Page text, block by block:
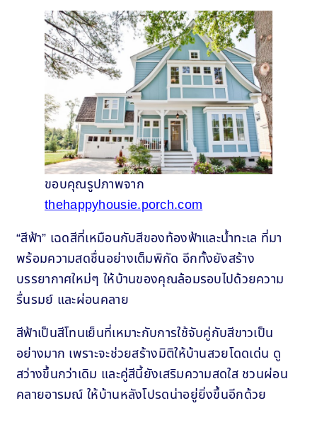
ขอบคุณรูปภาพจาก
thehappyhousie.porch.com
“สีฟ้า” เฉดสีที่เหมือนกับสีของท้องฟ้าและน้ำทะเล ที่มา
พร้อมความสดชื่นอย่างเต็มพิกัด อีกทั้งยังสร้าง
บรรยากาศใหม่ๆ ให้บ้านของคุณล้อมรอบไปด้วยความ
รื่นรมย์ และผ่อนคลาย
สีฟ้าเป็นสีโทนเย็นที่เหมาะกับการใช้จับคู่กับสีขาวเป็น
อย่างมาก เพราะจะช่วยสร้างมิติให้บ้านสวยโดดเด่น ดู
สว่างขึ้นกว่าเดิม และคู่สีนี้ยังเสริมความสดใส ชวนผ่อน
คลายอารมณ์ ให้บ้านหลังโปรดน่าอยู่ยิ่งขึ้นอีกด้วย